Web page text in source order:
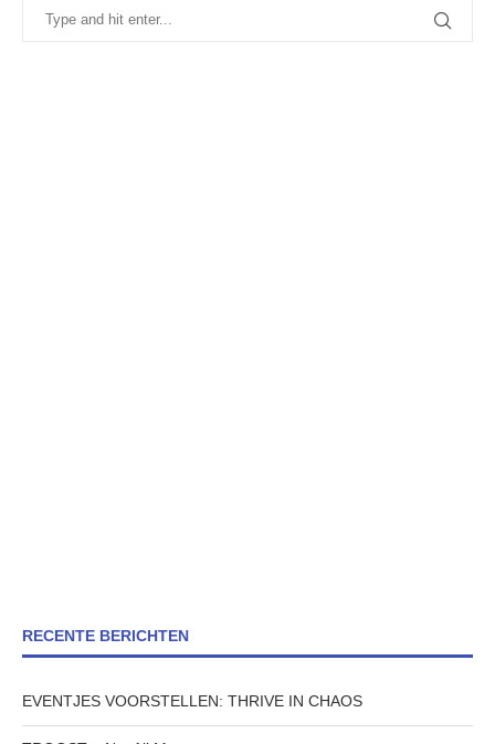
RECENTE BERICHTEN
EVENTJES VOORSTELLEN: THRIVE IN CHAOS